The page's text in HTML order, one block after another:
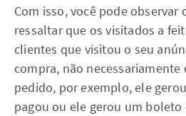
Com isso, você pode observar
ressaltar que os visitados a
clientes que visitou o seu
compra, não necessariamente
pedido, por exemplo, ele
pagou ou ele gerou um boleto